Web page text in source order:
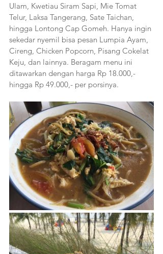
Ulam, Kwetiau Siram Sapi, Mie Tomat
Telur, Laksa Tangerang, Sate Taichan,
hingga Lontong Cap Gomeh. Hanya ingin
sekedar nyemil bisa pesan Lumpia Ayam,
Cireng, Chicken Popcorn, Pisang Cokelat
Keju, dan lainnya. Beragam menu ini
ditawarkan dengan harga Rp 18.000,-
hingga Rp 49.000,- per porsinya.